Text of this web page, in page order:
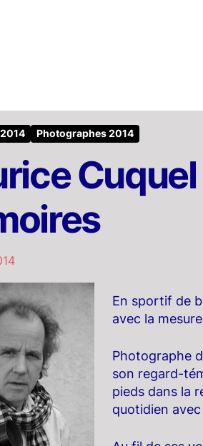
Photographes 2014
En sportif de
avec la
Photographe
son regard-
pieds dans la
quotidien